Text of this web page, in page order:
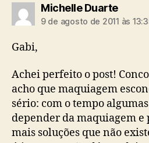
Michelle Duartediz:
9 de agosto de 2011 às
Gabi,
Achei perfeito o post!
acho que maquiagem
sério: com o tempo
depender da maquiagem e
mais soluções que não